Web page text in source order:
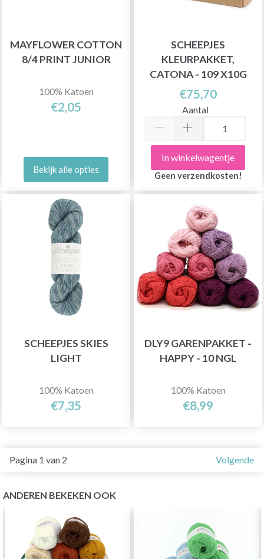
MAYFLOWER COTTON
8/4 PRINT JUNIOR
100% Katoen
€2,05
Bekijk alle opties
SCHEEPJES
KLEURPAKKET,
CATONA - 109 X10G
€75,70
Aantal
In winkelwagentje
Geen verzendkosten!
SCHEEPJES SKIES
LIGHT
100% Katoen
€7,35
DLY9 GARENPAKKET -
HAPPY - 10 NGL
100% Katoen
€8,99
Pagina 1 van 2 Volgende
ANDEREN BEKEKEN OOK